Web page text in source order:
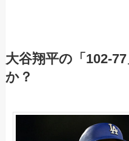
大谷翔平の「102-
か？